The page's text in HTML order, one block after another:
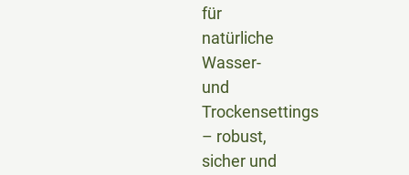
für
natürliche
Wasser-
und
Trockensettings
– robust,
sicher und